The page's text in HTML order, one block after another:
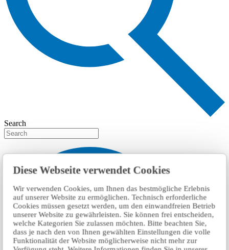
Diese Webseite verwendet Cookies
Wir verwenden Cookies, um Ihnen das bestmögliche Erlebnis
auf unserer Website zu ermöglichen. Technisch erforderliche
Cookies müssen gesetzt werden, um den einwandfreien Betrieb
unserer Website zu gewährleisten. Sie können frei entscheiden,
welche Kategorien Sie zulassen möchten. Bitte beachten Sie,
dass je nach den von Ihnen gewählten Einstellungen die volle
Funktionalität der Website möglicherweise nicht mehr zur
Search